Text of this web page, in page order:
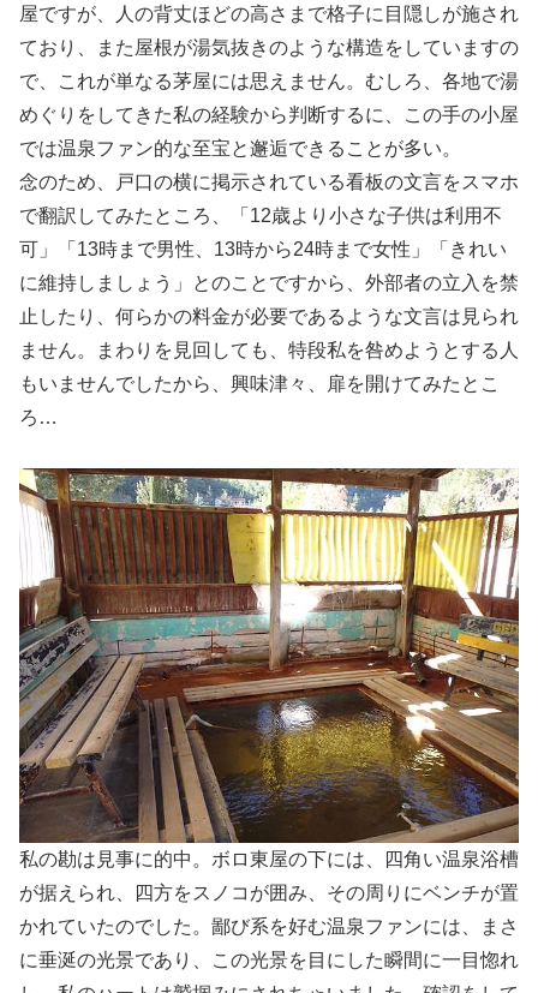
屋ですが、人の背丈ほどの高さまで格子に目隠しが施され
ており、また屋根が湯気抜きのような構造をしていますの
で、これが単なる茅屋には思えません。むしろ、各地で湯
めぐりをしてきた私の経験から判断するに、この手の小屋
では温泉ファン的な至宝と邂逅できることが多い。
念のため、戸口の横に掲示されている看板の文言をスマホ
で翻訳してみたところ、「12歳より小さな子供は利用不
可」「13時まで男性、13時から24時まで女性」「きれい
に維持しましょう」とのことですから、外部者の立入を禁
止したり、何らかの料金が必要であるような文言は見られ
ません。まわりを見回しても、特段私を咎めようとする人
もいませんでしたから、興味津々、扉を開けてみたとこ
ろ…
私の勘は見事に的中。ボロ東屋の下には、四角い温泉浴槽
が据えられ、四方をスノコが囲み、その周りにベンチが置
かれていたのでした。鄙び系を好む温泉ファンには、まさ
に垂涎の光景であり、この光景を目にした瞬間に一目惚れ